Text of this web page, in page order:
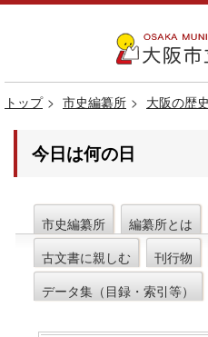
トップ 市史編纂所 大阪の歴史
今日は何の日
市史編纂所 編纂所とは
古文書に親しむ
刊行物
データ集（目録・索引等）